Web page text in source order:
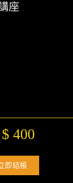
座
$ 400
即結帳